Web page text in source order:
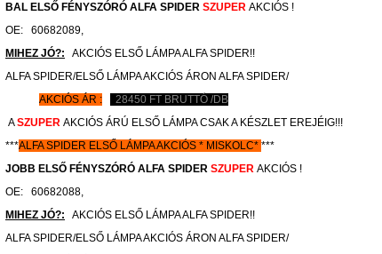
BAL ELSŐ FÉNYSZÓRÓ ALFA SPIDER SZUPER AKCIÓS !
OE: 60682089,
MIHEZ JÓ?: AKCIÓS ELSŐ LÁMPA ALFA SPIDER!!
ALFA SPIDER/ELSŐ LÁMPA AKCIÓS ÁRON ALFA SPIDER/
AKCIÓS ÁR :
28450 FT BRUTTÓ /DB
ASZUPER AKCIÓS ÁRÚ ELSŐ LÁMPA CSAK A KÉSZLET EREJÉIG!!!
***ALFA SPIDER ELSŐ LÁMPA AKCIÓS * MISKOLC* ***
JOBB ELSŐ FÉNYSZÓRÓ ALFA SPIDER SZUPER AKCIÓS !
OE: 60682088,
MIHEZ JÓ?: AKCIÓS ELSŐ LÁMPA ALFA SPIDER!!
ALFA SPIDER/ELSŐ LÁMPA AKCIÓS ÁRON ALFA SPIDER/